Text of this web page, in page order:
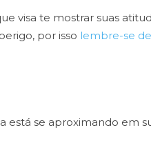
visa te mostrar suas
por isso lembre-se
se aproximando em